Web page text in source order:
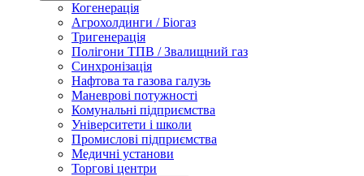
Когенерація
Агрохолдинги / Біогаз
Тригенерація
Полігони ТПВ / Звалищний газ
Синхронізація
Нафтова та газова галузь
Маневрові потужності
Комунальні підприємства
Університети і школи
Промислові підприємства
Медичні установи
Торгові центри